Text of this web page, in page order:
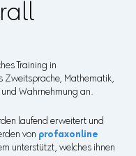
Training in
Zweitsprache, Mathematik,
Wahrnehmung an.
laufend erweitert und
von profaxonline
unterstützt, welches ihnen